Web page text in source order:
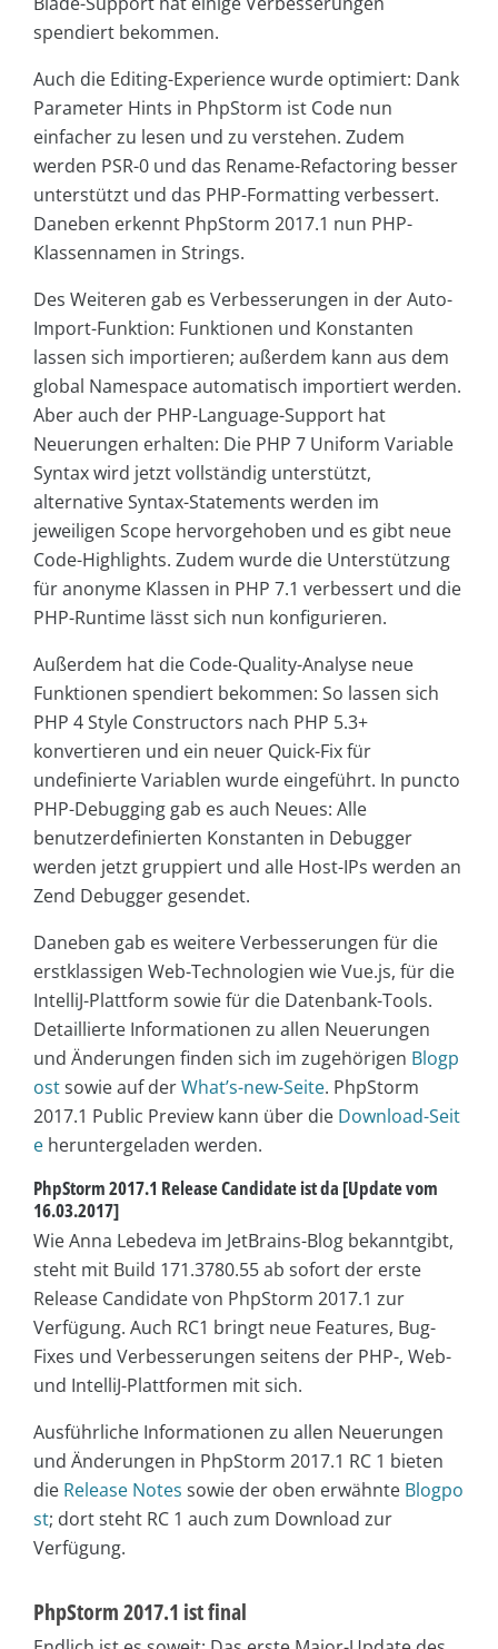
spendiert bekommen.
Auch die Editing-Experience wurde optimiert: Dank
Parameter Hints in PhpStorm ist Code nun
einfacher zu lesen und zu verstehen. Zudem
werden PSR-0 und das Rename-Refactoring besser
unterstützt und das PHP-Formatting verbessert.
Daneben erkennt PhpStorm 2017.1 nun PHP-
Klassennamen in Strings.
Des Weiteren gab es Verbesserungen in der Auto-
Import-Funktion: Funktionen und Konstanten
lassen sich importieren; außerdem kann aus dem
global Namespace automatisch importiert werden.
Aber auch der PHP-Language-Support hat
Neuerungen erhalten: Die PHP 7 Uniform Variable
Syntax wird jetzt vollständig unterstützt,
alternative Syntax-Statements werden im
jeweiligen Scope hervorgehoben und es gibt neue
Code-Highlights. Zudem wurde die Unterstützung
für anonyme Klassen in PHP 7.1 verbessert und die
PHP-Runtime lässt sich nun konfigurieren.
Außerdem hat die Code-Quality-Analyse neue
Funktionen spendiert bekommen: So lassen sich
PHP 4 Style Constructors nach PHP 5.3+
konvertieren und ein neuer Quick-Fix für
undefinierte Variablen wurde eingeführt. In puncto
PHP-Debugging gab es auch Neues: Alle
benutzerdefinierten Konstanten in Debugger
werden jetzt gruppiert und alle Host-IPs werden an
Zend Debugger gesendet.
Daneben gab es weitere Verbesserungen für die
erstklassigen Web-Technologien wie Vue.js, für die
IntelliJ-Plattform sowie für die Datenbank-Tools.
Detaillierte Informationen zu allen Neuerungen
und Änderungen finden sich im zugehörigen Blogp
ostsowie auf derWhat’s-new-Seite. PhpStorm
2017.1 Public Preview kann über die Download-Seit
e heruntergeladen werden.
PhpStorm 2017.1 Release Candidate ist da [Update vom
16.03.2017]
Wie Anna Lebedeva im JetBrains-Blog bekanntgibt,
steht mit Build 171.3780.55 ab sofort der erste
Release Candidate von PhpStorm 2017.1 zur
Verfügung. Auch RC1 bringt neue Features, Bug-
Fixes und Verbesserungen seitens der PHP-, Web-
und IntelliJ-Plattformen mit sich.
Ausführliche Informationen zu allen Neuerungen
und Änderungen in PhpStorm 2017.1 RC 1 bieten
die Release Notes sowie der oben erwähnte Blogpo
st; dort steht RC 1 auch zum Download zur
Verfügung.
PhpStorm 2017.1 ist final